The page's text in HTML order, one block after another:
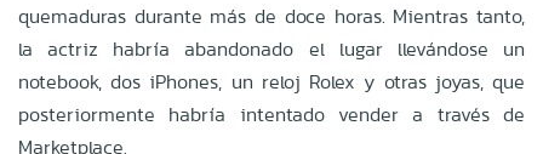
quemaduras durante más de doce horas. Mientras tanto,
la actriz habría abandonado el lugar llevándose un
notebook, dos iPhones, un reloj Rolex y otras joyas, que
posteriormente habría intentado vender a través de
Marketplace.